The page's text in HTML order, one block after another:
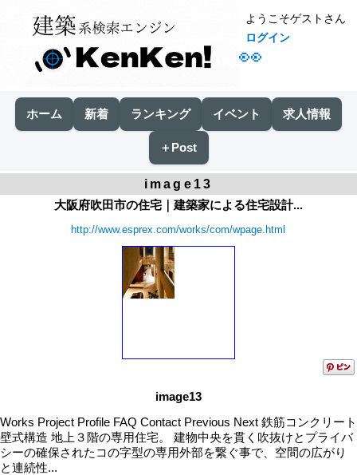
👀
ようこそゲストさん
ログイン
ホーム 新着 ランキング イベント 求人情報
＋Post
image13
大阪府吹田市の住宅｜建築家による住宅設計...
http://www.esprex.com/works/com/wpage.html
image13
Works Project Profile FAQ Contact Previous Next 鉄筋コンクリート
壁式構造 地上３階の専用住宅。 建物中央を貫く吹抜けとプライバ
シーの確保されたコの字型の専用外部を繋ぐ事で、空間の広がり
と連続性...